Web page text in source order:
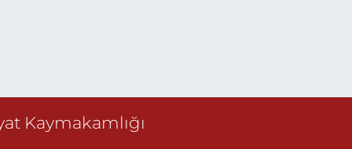
Kaymakamlığı